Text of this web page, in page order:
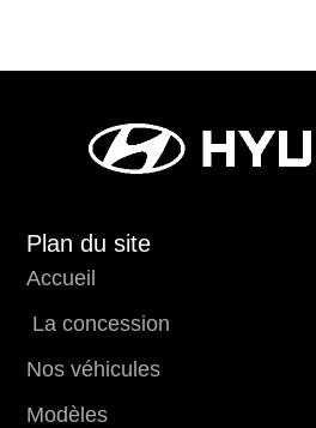
Plan du site
Accueil
La concession
Nos véhicules
Modèles